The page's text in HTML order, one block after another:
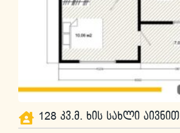
128 კვ.მ. ხის სახლი აივნით